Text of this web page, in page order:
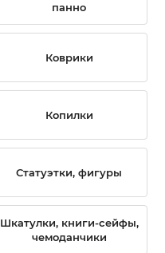
панно
Коврики
Копилки
Статуэтки, фигуры
Шкатулки, книги-сейфы,
чемоданчики